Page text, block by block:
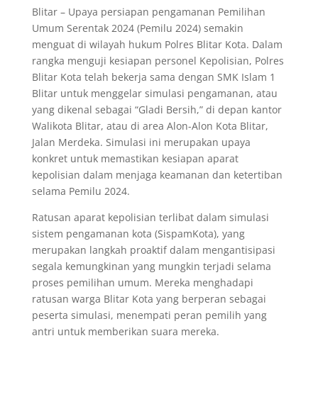
Blitar – Upaya persiapan pengamanan Pemilihan
Umum Serentak 2024 (Pemilu 2024) semakin
menguat di wilayah hukum Polres Blitar Kota. Dalam
rangka menguji kesiapan personel Kepolisian, Polres
Blitar Kota telah bekerja sama dengan SMK Islam 1
Blitar untuk menggelar simulasi pengamanan, atau
yang dikenal sebagai “Gladi Bersih,” di depan kantor
Walikota Blitar, atau di area Alon-Alon Kota Blitar,
Jalan Merdeka. Simulasi ini merupakan upaya
konkret untuk memastikan kesiapan aparat
kepolisian dalam menjaga keamanan dan ketertiban
selama Pemilu 2024.
Ratusan aparat kepolisian terlibat dalam simulasi
sistem pengamanan kota (SispamKota), yang
merupakan langkah proaktif dalam mengantisipasi
segala kemungkinan yang mungkin terjadi selama
proses pemilihan umum. Mereka menghadapi
ratusan warga Blitar Kota yang berperan sebagai
peserta simulasi, menempati peran pemilih yang
antri untuk memberikan suara mereka.